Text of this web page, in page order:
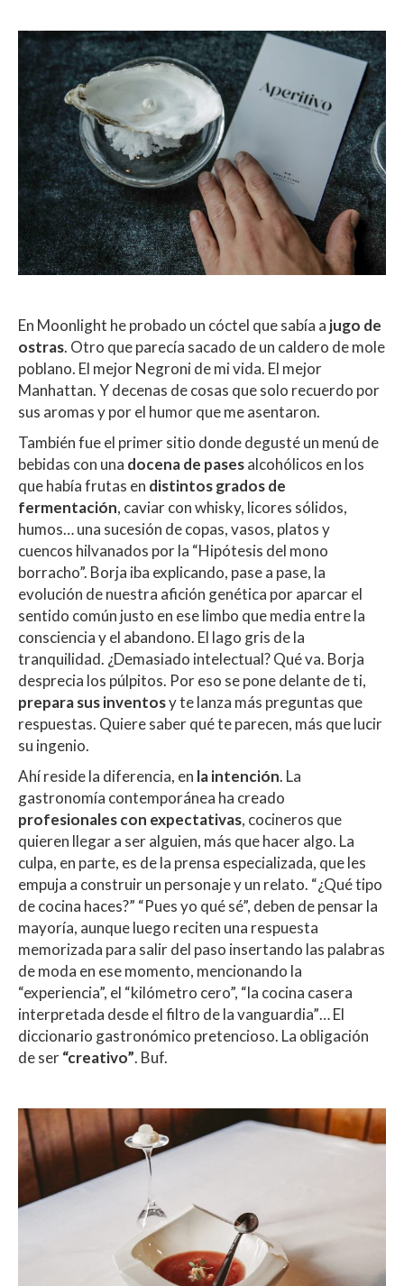
En Moonlight he probado un cóctel que sabía a jugo de
ostras. Otro que parecía sacado de un caldero de mole
poblano. El mejor Negroni de mi vida. El mejor
Manhattan. Y decenas de cosas que solo recuerdo por
sus aromas y por el humor que me asentaron.
También fue el primer sitio donde degusté un menú de
bebidas con una docena de pasesalcohólicos en los
que había frutas en distintos grados de
fermentación, caviar con whisky, licores sólidos,
humos… una sucesión de copas, vasos, platos y
cuencos hilvanados por la “Hipótesis del mono
borracho”. Borja iba explicando, pase a pase, la
evolución de nuestra afición genética por aparcar el
sentido común justo en ese limbo que media entre la
consciencia y el abandono. El lago gris de la
tranquilidad. ¿Demasiado intelectual? Qué va. Borja
desprecia los púlpitos. Por eso se pone delante de ti,
prepara sus inventosy te lanza más preguntas que
respuestas. Quiere saber qué te parecen, más que lucir
su ingenio.
Ahí reside la diferencia, en la intención. La
gastronomía contemporánea ha creado
profesionales con expectativas, cocineros que
quieren llegar a ser alguien, más que hacer algo. La
culpa, en parte, es de la prensa especializada, que les
empuja a construir un personaje y un relato. “¿Qué tipo
de cocina haces?” “Pues yo qué sé”, deben de pensar la
mayoría, aunque luego reciten una respuesta
memorizada para salir del paso insertando las palabras
de moda en ese momento, mencionando la
“experiencia”, el “kilómetro cero”, “la cocina casera
interpretada desde el filtro de la vanguardia”… El
diccionario gastronómico pretencioso. La obligación
de ser“creativo”. Buf.